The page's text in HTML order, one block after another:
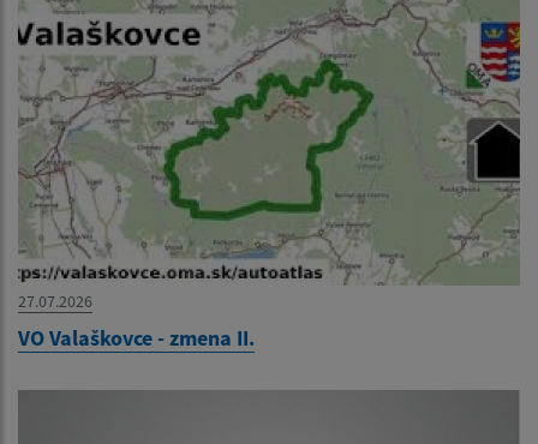
27.07.2026
VO Valaškovce - zmena II.